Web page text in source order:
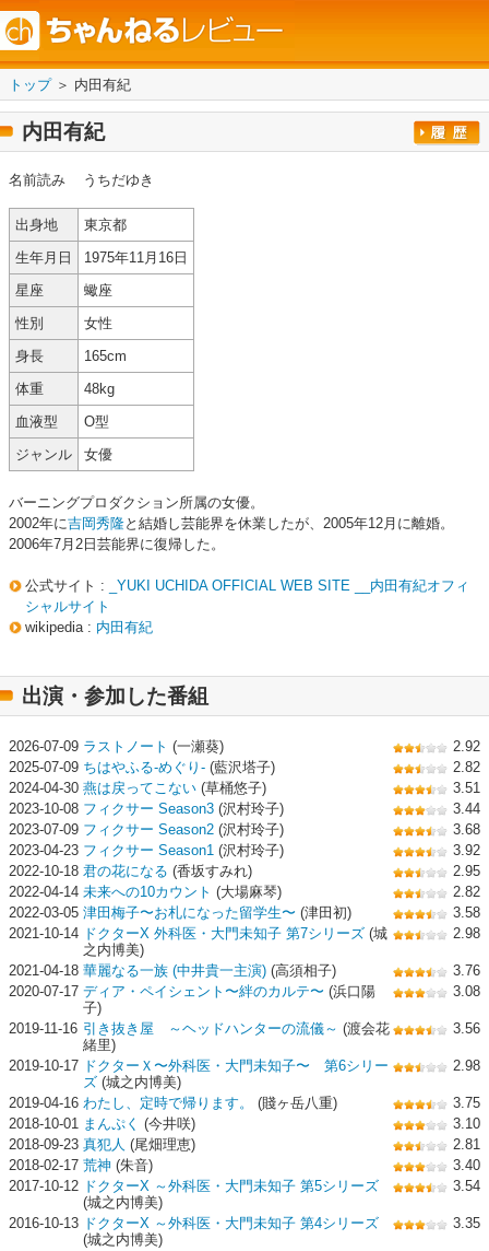
トップ＞ 内田有紀
内田有紀
名前読み うちだゆき
出身地
東京都
生年月日
1975年11月16日
星座
蠍座
性別
女性
身長
165cm
体重
48kg
血液型
O型
ジャンル
女優
バーニングプロダクション所属の女優。
2002年に吉岡秀隆と結婚し芸能界を休業したが、2005年12月に離婚。
2006年7月2日芸能界に復帰した。
公式サイト :
_YUKI UCHIDA OFFICIAL WEB SITE __内田有紀オフィ
シャルサイト
wikipedia : 内田有紀
出演・参加した番組
2026-07-09 ラストノート (一瀬葵)
2.92
2025-07-09 ちはやふる-めぐり- (藍沢塔子)
2.82
2024-04-30 燕は戻ってこない (草桶悠子)
3.51
2023-10-08 フィクサー Season3 (沢村玲子)
3.44
2023-07-09 フィクサー Season2 (沢村玲子)
3.68
2023-04-23 フィクサー Season1 (沢村玲子)
3.92
2022-10-18 君の花になる (香坂すみれ)
2.95
2022-04-14 未来への10カウント (大場麻琴)
2.82
2022-03-05 津田梅子〜お札になった留学生〜 (津田初)
3.58
2021-10-14 ドクターX 外科医・大門未知子 第7シリーズ (城
之内博美)
2.98
2021-04-18 華麗なる一族 (中井貴一主演) (高須相子)
3.76
2020-07-17 ディア・ペイシェント〜絆のカルテ〜 (浜口陽
子)
3.08
2019-11-16 引き抜き屋 ～ヘッドハンターの流儀～ (渡会花
緒里)
3.56
2019-10-17 ドクターＸ〜外科医・大門未知子〜 第6シリー
ズ (城之内博美)
2.98
2019-04-16 わたし、定時で帰ります。 (賤ヶ岳八重)
3.75
2018-10-01 まんぷく (今井咲)
3.10
2018-09-23 真犯人 (尾畑理恵)
2.81
2018-02-17 荒神 (朱音)
3.40
2017-10-12 ドクターX ～外科医・大門未知子 第5シリーズ
(城之内博美)
3.54
2016-10-13 ドクターX ～外科医・大門未知子 第4シリーズ
(城之内博美)
3.35